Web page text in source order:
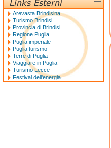
Arevasta Brindisina
Turismo Brindisi
Provincia di Brindisi
Regione Puglia
Puglia imperiale
Puglia turismo
Terre di Puglia
Viaggiare in Puglia
Turismo Lecce
Festival dell'energia